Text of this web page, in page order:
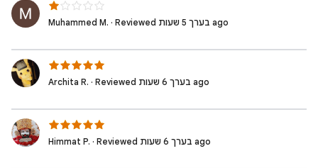
Muhammed M. · Reviewed בערך 5 שעות ago
Archita R. · Reviewed בערך 6 שעות ago
Himmat P. · Reviewed בערך 6 שעות ago